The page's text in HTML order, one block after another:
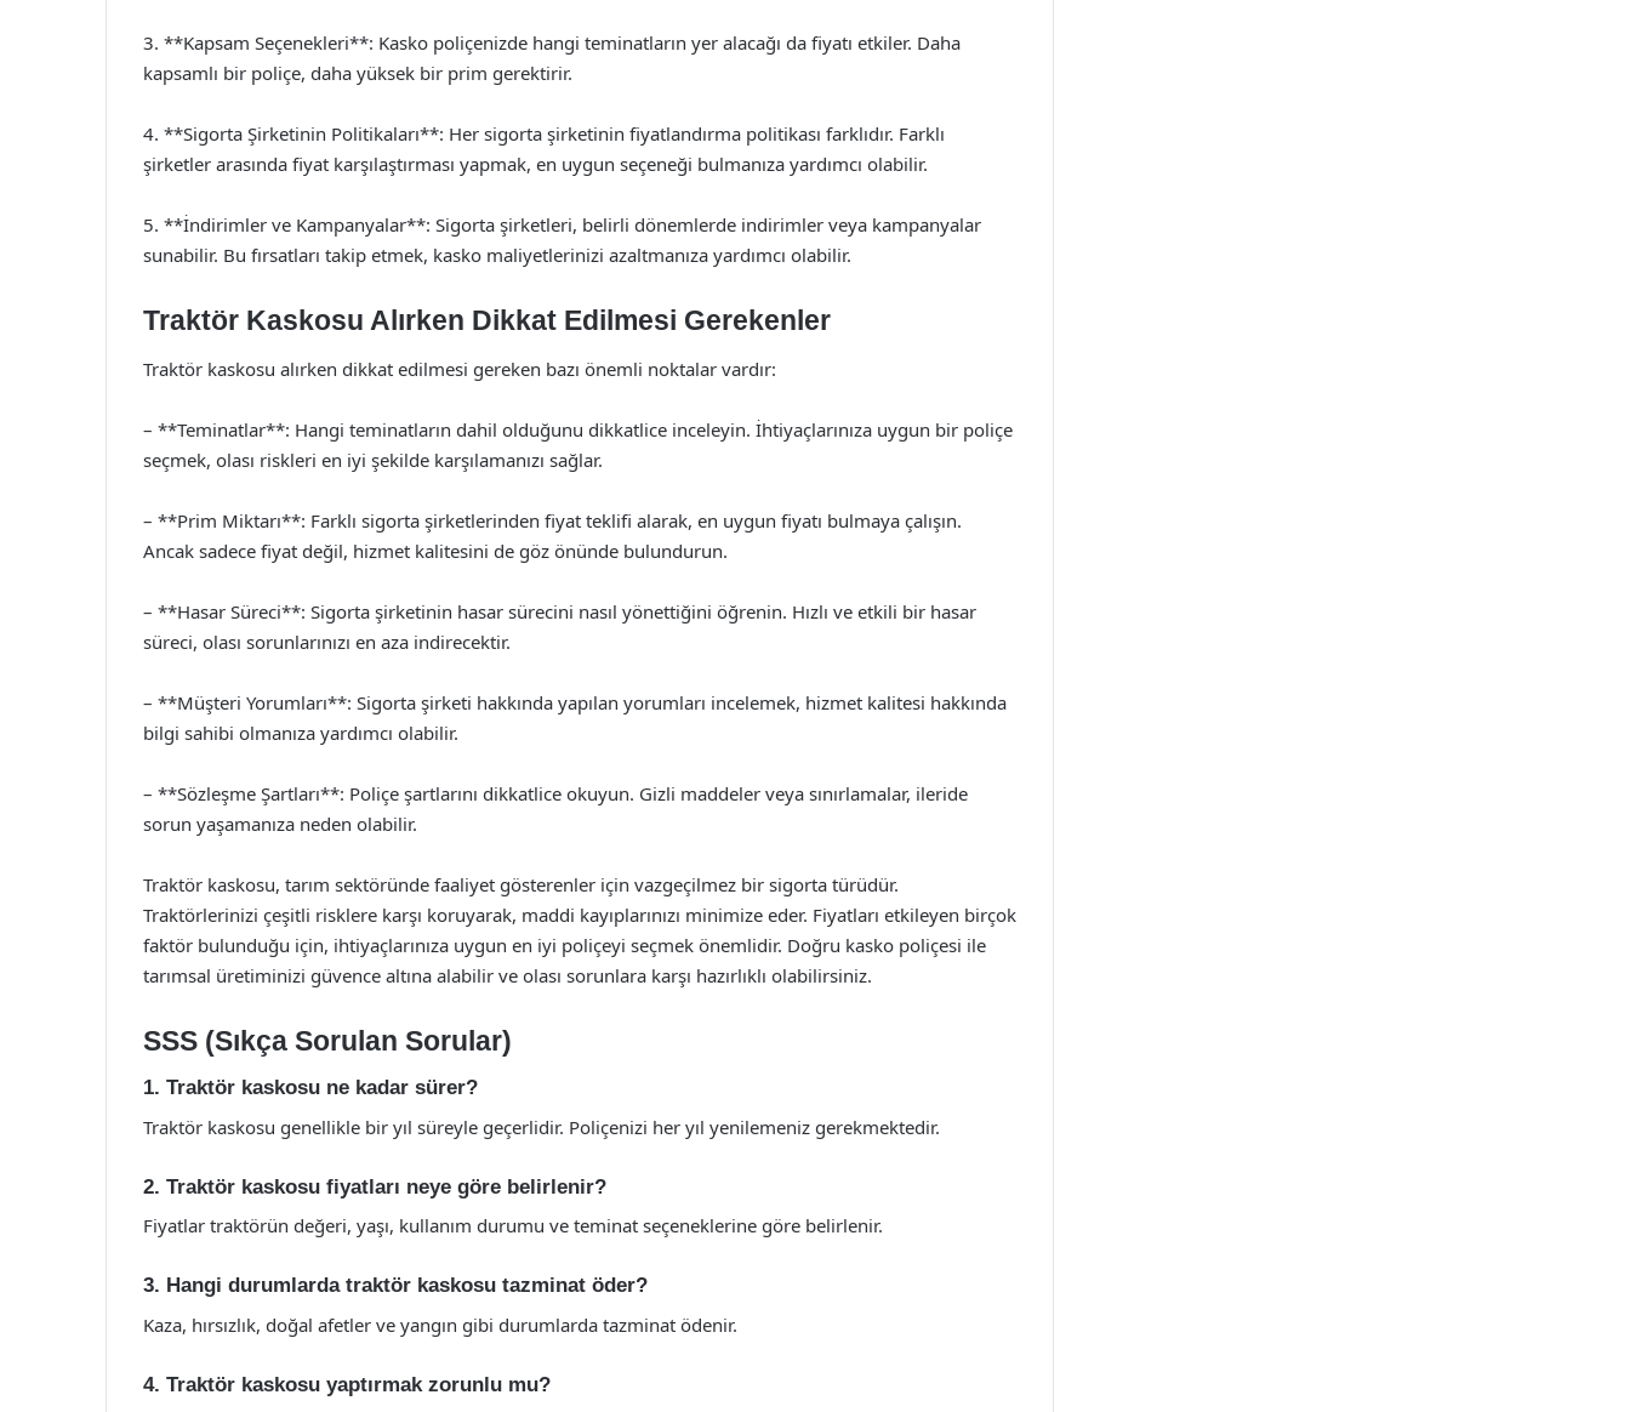
3. **Kapsam Seçenekleri**: Kasko poliçenizde hangi teminatların yer alacağı da fiyatı etkiler. Daha
kapsamlı bir poliçe, daha yüksek bir prim gerektirir.
4. **Sigorta Şirketinin Politikaları**: Her sigorta şirketinin fiyatlandırma politikası farklıdır. Farklı
şirketler arasında fiyat karşılaştırması yapmak, en uygun seçeneği bulmanıza yardımcı olabilir.
5. **İndirimler ve Kampanyalar**: Sigorta şirketleri, belirli dönemlerde indirimler veya kampanyalar
sunabilir. Bu fırsatları takip etmek, kasko maliyetlerinizi azaltmanıza yardımcı olabilir.
Traktör Kaskosu Alırken Dikkat Edilmesi Gerekenler
Traktör kaskosu alırken dikkat edilmesi gereken bazı önemli noktalar vardır:
– **Teminatlar**: Hangi teminatların dahil olduğunu dikkatlice inceleyin. İhtiyaçlarınıza uygun bir poliçe
seçmek, olası riskleri en iyi şekilde karşılamanızı sağlar.
– **Prim Miktarı**: Farklı sigorta şirketlerinden fiyat teklifi alarak, en uygun fiyatı bulmaya çalışın.
Ancak sadece fiyat değil, hizmet kalitesini de göz önünde bulundurun.
– **Hasar Süreci**: Sigorta şirketinin hasar sürecini nasıl yönettiğini öğrenin. Hızlı ve etkili bir hasar
süreci, olası sorunlarınızı en aza indirecektir.
– **Müşteri Yorumları**: Sigorta şirketi hakkında yapılan yorumları incelemek, hizmet kalitesi hakkında
bilgi sahibi olmanıza yardımcı olabilir.
– **Sözleşme Şartları**: Poliçe şartlarını dikkatlice okuyun. Gizli maddeler veya sınırlamalar, ileride
sorun yaşamanıza neden olabilir.
Traktör kaskosu, tarım sektöründe faaliyet gösterenler için vazgeçilmez bir sigorta türüdür.
Traktörlerinizi çeşitli risklere karşı koruyarak, maddi kayıplarınızı minimize eder. Fiyatları etkileyen birçok
faktör bulunduğu için, ihtiyaçlarınıza uygun en iyi poliçeyi seçmek önemlidir. Doğru kasko poliçesi ile
tarımsal üretiminizi güvence altına alabilir ve olası sorunlara karşı hazırlıklı olabilirsiniz.
SSS (Sıkça Sorulan Sorular)
1. Traktör kaskosu ne kadar sürer?
Traktör kaskosu genellikle bir yıl süreyle geçerlidir. Poliçenizi her yıl yenilemeniz gerekmektedir.
2. Traktör kaskosu fiyatları neye göre belirlenir?
Fiyatlar traktörün değeri, yaşı, kullanım durumu ve teminat seçeneklerine göre belirlenir.
3. Hangi durumlarda traktör kaskosu tazminat öder?
Kaza, hırsızlık, doğal afetler ve yangın gibi durumlarda tazminat ödenir.
4. Traktör kaskosu yaptırmak zorunlu mu?